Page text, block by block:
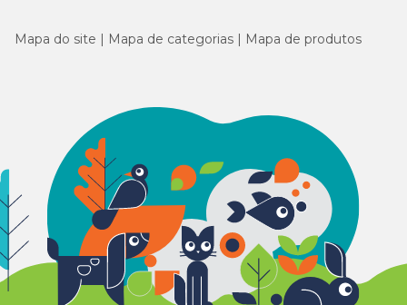
Mapa do site Mapa de categorias Mapa de produtos